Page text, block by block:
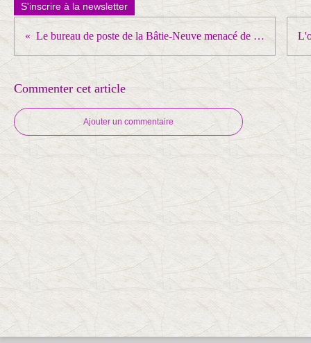
S'inscrire à la newsletter
Le bureau de poste de la Bâtie-Neuve menacé de fermeture. La commune se mobilise
Commenter cet article
Ajouter un commentaire